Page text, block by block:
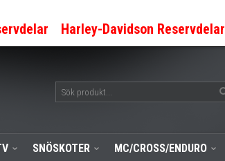
Harley-Davidson Reservdelar
SNÖSKOTER MC/CROSS/ENDURO